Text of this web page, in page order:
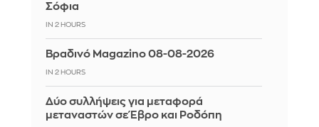
Σόφια
IN 2 HOURS
Βραδινό Magazino 08-08-2026
IN 2 HOURS
Δύο συλλήψεις για μεταφορά
μεταναστών σε Έβρο και Ροδόπη